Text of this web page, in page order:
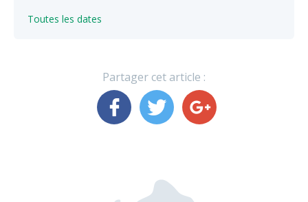
Toutes les dates
Partager cet article :